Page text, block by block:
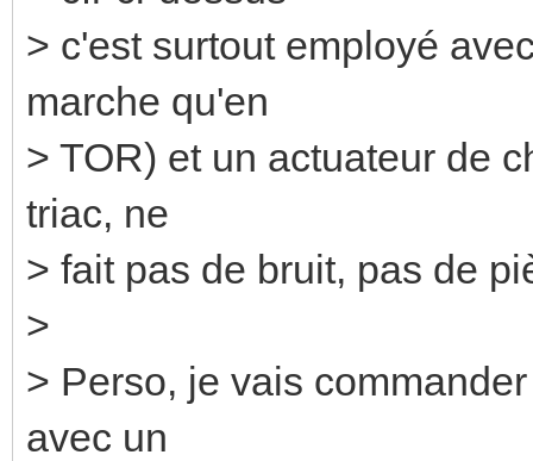
> c'est surtout employé
marche qu'en
> TOR) et un actuateur de
triac, ne
> fait pas de bruit, pas de
>
> Perso, je vais
avec un